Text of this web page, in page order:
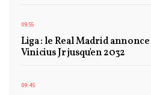
09:55
Liga : le Real Madrid
Vinicius Jr jusqu'en 2032
09:45